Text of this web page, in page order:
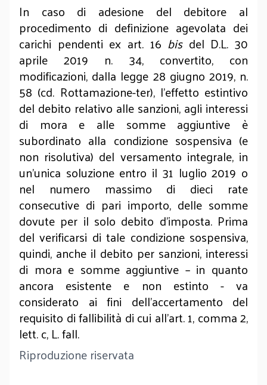
In caso di adesione del debitore al
procedimento di definizione agevolata dei
carichi pendenti ex art. 16 bis del D.L. 30
aprile 2019 n. 34, convertito, con
modificazioni, dalla legge 28 giugno 2019, n.
58 (cd. Rottamazione-ter), l’effetto estintivo
del debito relativo alle sanzioni, agli interessi
di mora e alle somme aggiuntive è
subordinato alla condizione sospensiva (e
non risolutiva) del versamento integrale, in
un’unica soluzione entro il 31 luglio 2019 o
nel numero massimo di dieci rate
consecutive di pari importo, delle somme
dovute per il solo debito d’imposta. Prima
del verificarsi di tale condizione sospensiva,
quindi, anche il debito per sanzioni, interessi
di mora e somme aggiuntive – in quanto
ancora esistente e non estinto - va
considerato ai fini dell’accertamento del
requisito di fallibilità di cui all’art. 1, comma 2,
lett. c, L. fall.
Riproduzione riservata